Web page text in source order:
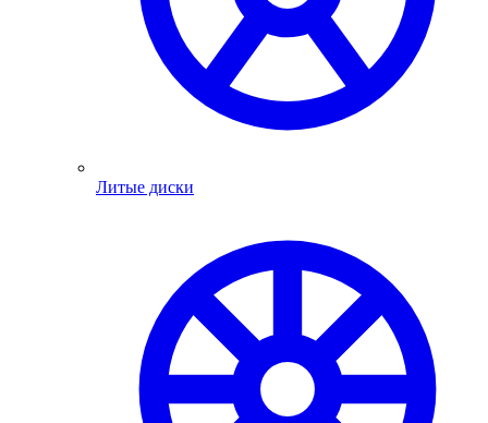
Литые диски